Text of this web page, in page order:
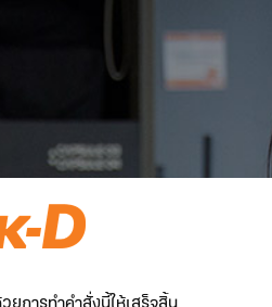
การทำคำสั่งนี้ให้เสร็จสิ้น